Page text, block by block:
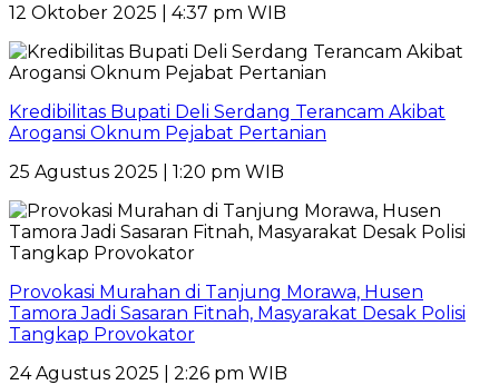
12 Oktober 2025 | 4:37 pm WIB
Kredibilitas Bupati Deli Serdang Terancam Akibat
Arogansi Oknum Pejabat Pertanian
25 Agustus 2025 | 1:20 pm WIB
Provokasi Murahan di Tanjung Morawa, Husen
Tamora Jadi Sasaran Fitnah, Masyarakat Desak Polisi
Tangkap Provokator
24 Agustus 2025 | 2:26 pm WIB